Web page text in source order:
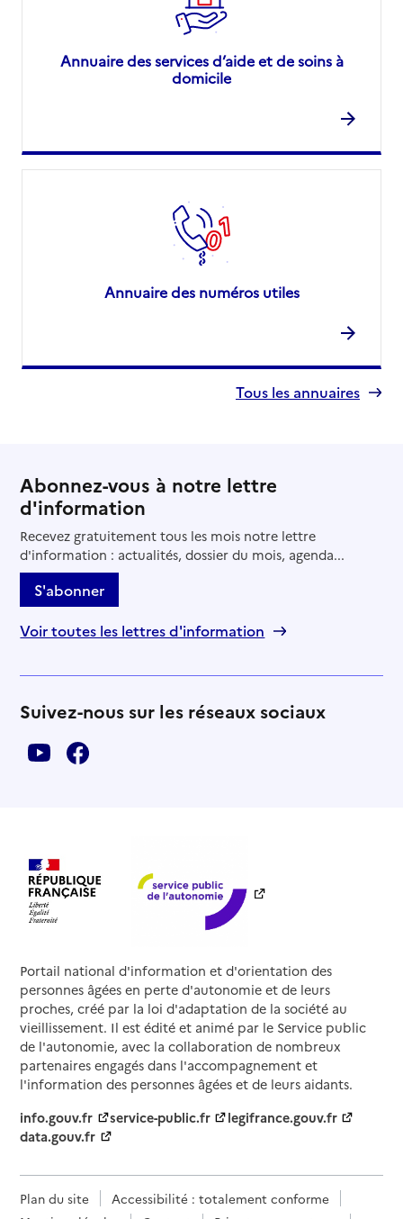
Annuaire des services d’aide et de soins à
domicile
Annuaire des numéros utiles
Tous les annuaires
Abonnez-vous à notre lettre
d'information
Recevez gratuitement tous les mois notre lettre
d'information : actualités, dossier du mois, agenda...
S'abonner
Voir toutes les lettres d'information
Suivez-nous sur les réseaux sociaux
Portail national d'information et d'orientation des
personnes âgées en perte d'autonomie et de leurs
proches, créé par la loi d'adaptation de la société au
vieillissement. Il est édité et animé par le Service public
de l'autonomie, avec la collaboration de nombreux
partenaires engagés dans l'accompagnement et
l'information des personnes âgées et de leurs aidants.
info.gouv.fr
service-public.fr
legifrance.gouv.fr
data.gouv.fr
Plan du site
Accessibilité : totalement conforme